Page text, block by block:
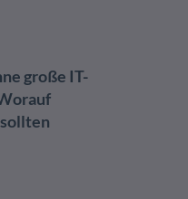
große IT-